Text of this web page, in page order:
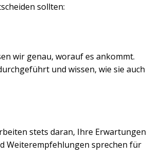
sollten:
wir genau, worauf es ankommt.
und wissen, wie sie auch
stets daran, Ihre Erwartungen
Weiterempfehlungen sprechen für